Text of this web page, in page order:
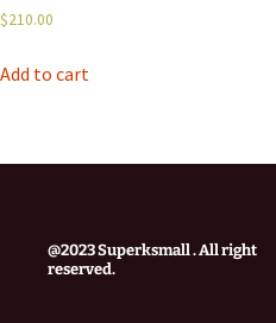
$210.00
Add to cart
@2023 Superksmall . All right
reserved.